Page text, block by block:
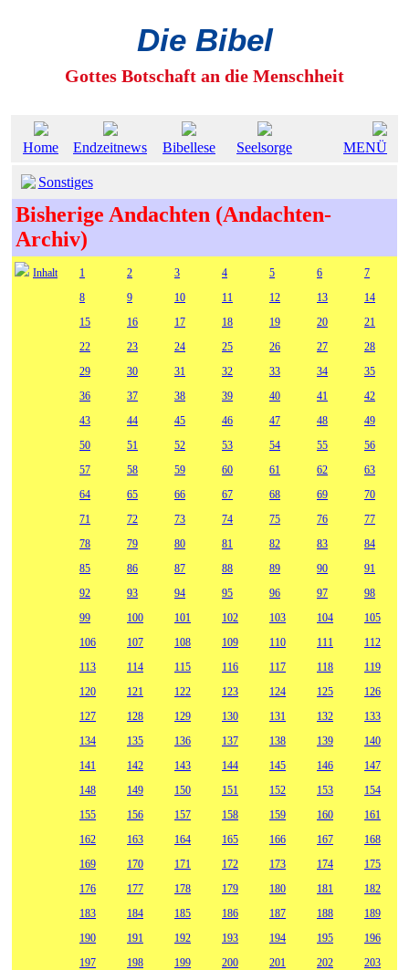
Die Bibel
Gottes Botschaft an die Menschheit
Home Endzeitnews Bibellese Seelsorge MENÜ
Sonstiges
Bisherige Andachten (Andachten-
Archiv)
Inhalt 1 2 3 4 5 6
7
8
9 10 11 12 13
14
15
16 17 18 19 20
21
22
23 24 25 26 27
28
29
30 31 32 33 34
35
36
37 38 39 40 41
42
43
44 45 46 47 48
49
50
51 52 53 54 55
56
57
58 59 60 61 62
63
64
65 66 67 68 69
70
71
72 73 74 75 76
77
78
79 80 81 82 83
84
85
86 87 88 89 90
91
92
93 94 95 96 97
98
99
100 101 102 103 104
105
106
107 108 109 110 111
112
113
114 115 116 117 118
119
120
121 122 123 124 125
126
127
128 129 130 131 132
133
134
135 136 137 138 139
140
141
142 143 144 145 146
147
148
149 150 151 152 153
154
155
156 157 158 159 160
161
162
163 164 165 166 167
168
169
170 171 172 173 174
175
176
177 178 179 180 181
182
183
184 185 186 187 188
189
190
191 192 193 194 195
196
197
198 199 200 201 202
203